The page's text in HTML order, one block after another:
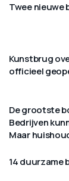
Twee nieuwe
Kunstbrug
officieel
De grootste
Bedrijven
Maar
14 duurzame